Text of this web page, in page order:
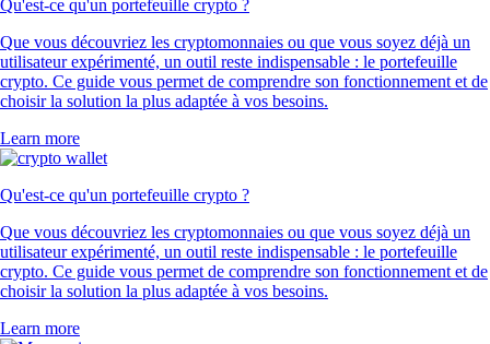
Qu'est-ce qu'un portefeuille crypto ?
Que vous découvriez les cryptomonnaies ou que vous soyez déjà un
utilisateur expérimenté, un outil reste indispensable : le portefeuille
crypto. Ce guide vous permet de comprendre son fonctionnement et de
choisir la solution la plus adaptée à vos besoins.
Learn more
Qu'est-ce qu'un portefeuille crypto ?
Que vous découvriez les cryptomonnaies ou que vous soyez déjà un
utilisateur expérimenté, un outil reste indispensable : le portefeuille
crypto. Ce guide vous permet de comprendre son fonctionnement et de
choisir la solution la plus adaptée à vos besoins.
Learn more